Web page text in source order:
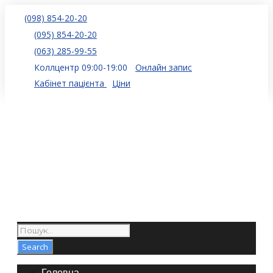
(098) 854-20-20
(095) 854-20-20
(063) 285-99-55
Коллцентр 09:00-19:00
Онлайн запис
Кабінет пацієнта
Ціни